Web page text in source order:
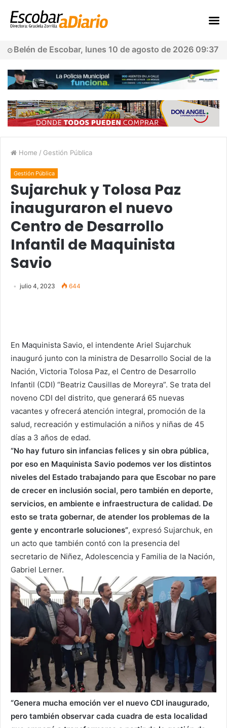
Belén de Escobar, lunes 10 de agosto de 2026 09:37
Home / Gestión Pública
Gestión Pública
Sujarchuk y Tolosa Paz
inauguraron el nuevo
Centro de Desarrollo
Infantil de Maquinista
Savio
julio 4, 2023 644
En Maquinista Savio, el intendente Ariel Sujarchuk
inauguró junto con la ministra de Desarrollo Social de la
Nación, Victoria Tolosa Paz, el Centro de Desarrollo
Infantil (CDI) “Beatriz Causillas de Moreyra”. Se trata del
noveno CDI del distrito, que generará 65 nuevas
vacantes y ofrecerá atención integral, promoción de la
salud, recreación y estimulación a niños y niñas de 45
días a 3 años de edad.
“No hay futuro sin infancias felices y sin obra pública,
por eso en Maquinista Savio podemos ver los distintos
niveles del Estado trabajando para que Escobar no pare
de crecer en inclusión social, pero también en deporte,
servicios, en ambiente e infraestructura de calidad. De
esto se trata gobernar, de atender los problemas de la
gente y encontrarle soluciones”, expresó Sujarchuk, en
un acto que también contó con la presencia del
secretario de Niñez, Adolescencia y Familia de la Nación,
Gabriel Lerner.
“Genera mucha emoción ver el nuevo CDI inaugurado,
pero también observar cada cuadra de esta localidad